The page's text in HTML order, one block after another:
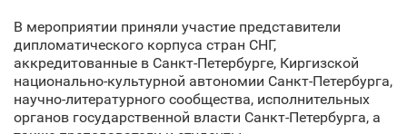
В мероприятии приняли участие представители
дипломатического корпуса стран СНГ,
аккредитованные в Санкт‑Петербурге, Киргизской
национально-культурной автономии Санкт‑Петербурга,
научно-литературного сообщества, исполнительных
органов государственной власти Санкт‑Петербурга, а